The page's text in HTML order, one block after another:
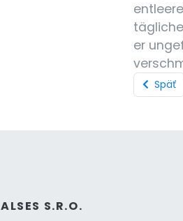
er
Späť
ALSES S.R.O.